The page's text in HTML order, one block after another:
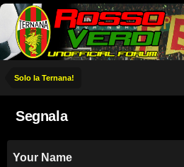
Solo la Ternana!
Segnala
Your Name